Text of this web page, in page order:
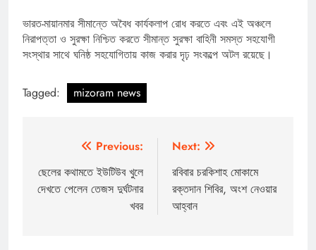
ভারত-মায়ানমার সীমান্তে অবৈধ কার্যকলাপ রোধ করতে এবং এই অঞ্চলে
নিরাপত্তা ও সুরক্ষা নিশ্চিত করতে সীমান্ত সুরক্ষা বাহিনী সমস্ত সহযোগী
সংস্থার সাথে ঘনিষ্ঠ সহযোগিতায় কাজ করার দৃঢ় সংকল্পে অটল রয়েছে।
Tagged: mizoram news
navigation
Previous:
ছেলের কথামতে ইউটিউব খুলে
দেখতে পেলেন তেজস দুর্ঘটনার
খবর
Next:
রবিবার চরকিশাহ মোকামে
রক্তদান শিবির, অংশ নেওয়ার
আহ্বান